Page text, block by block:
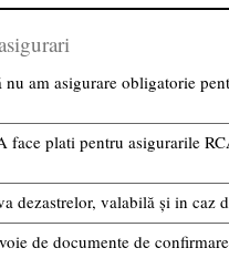
nu am asigurare obligatorie
face plati pentru asigurarile
dezastrelor, valabilă și in caz
de documente de